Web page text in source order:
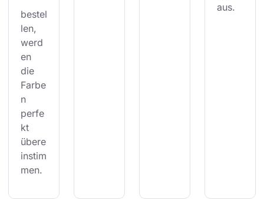
bestel
len,
werd
en
die
Farbe
n
perfe
kt
übere
instim
men.
aus.